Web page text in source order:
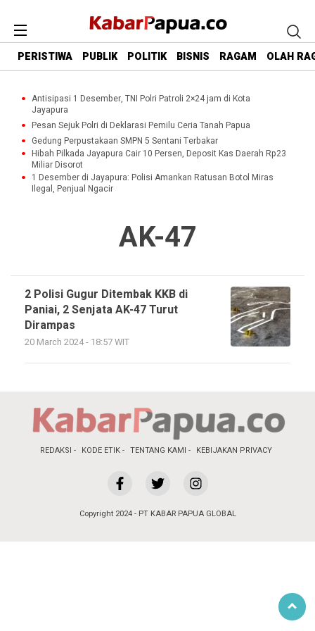
PERISTIWA PUBLIK POLITIK BISNIS RAGAM OLAH
Antisipasi 1 Desember, TNI Polri Patroli 2×24 jam di Kota
Jayapura
Pesan Sejuk Polri di Deklarasi Pemilu Ceria Tanah Papua
Gedung Perpustakaan SMPN 5 Sentani Terbakar
Hibah Pilkada Jayapura Cair 10 Persen, Deposit Kas Daerah Rp23
Miliar Disorot
1 Desember di Jayapura: Polisi Amankan Ratusan Botol Miras
Ilegal, Penjual Ngacir
AK-47
2 Polisi Gugur Ditembak KKB di
Paniai, 2 Senjata AK-47 Turut
Dirampas
20 March 2024 - 18:57 WIT
REDAKSI KODE ETIK TENTANG KAMI KEBIJAKAN PRIVACY
Copyright 2024 - PT KABAR PAPUA GLOBAL